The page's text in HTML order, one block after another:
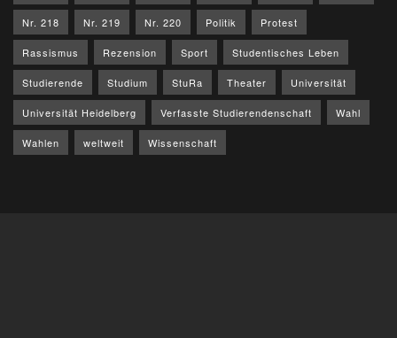
Nr. 218 Nr. 219 Nr. 220 Politik Protest
Rassismus Rezension Sport Studentisches Leben
Studierende Studium StuRa Theater Universität
Universität Heidelberg Verfasste Studierendenschaft Wahl
Wahlen weltweit Wissenschaft